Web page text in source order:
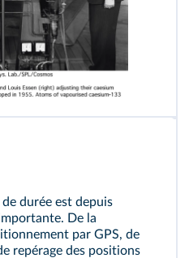
Cosmos
durée est depuis
De la
par GPS, de
repérage des positions